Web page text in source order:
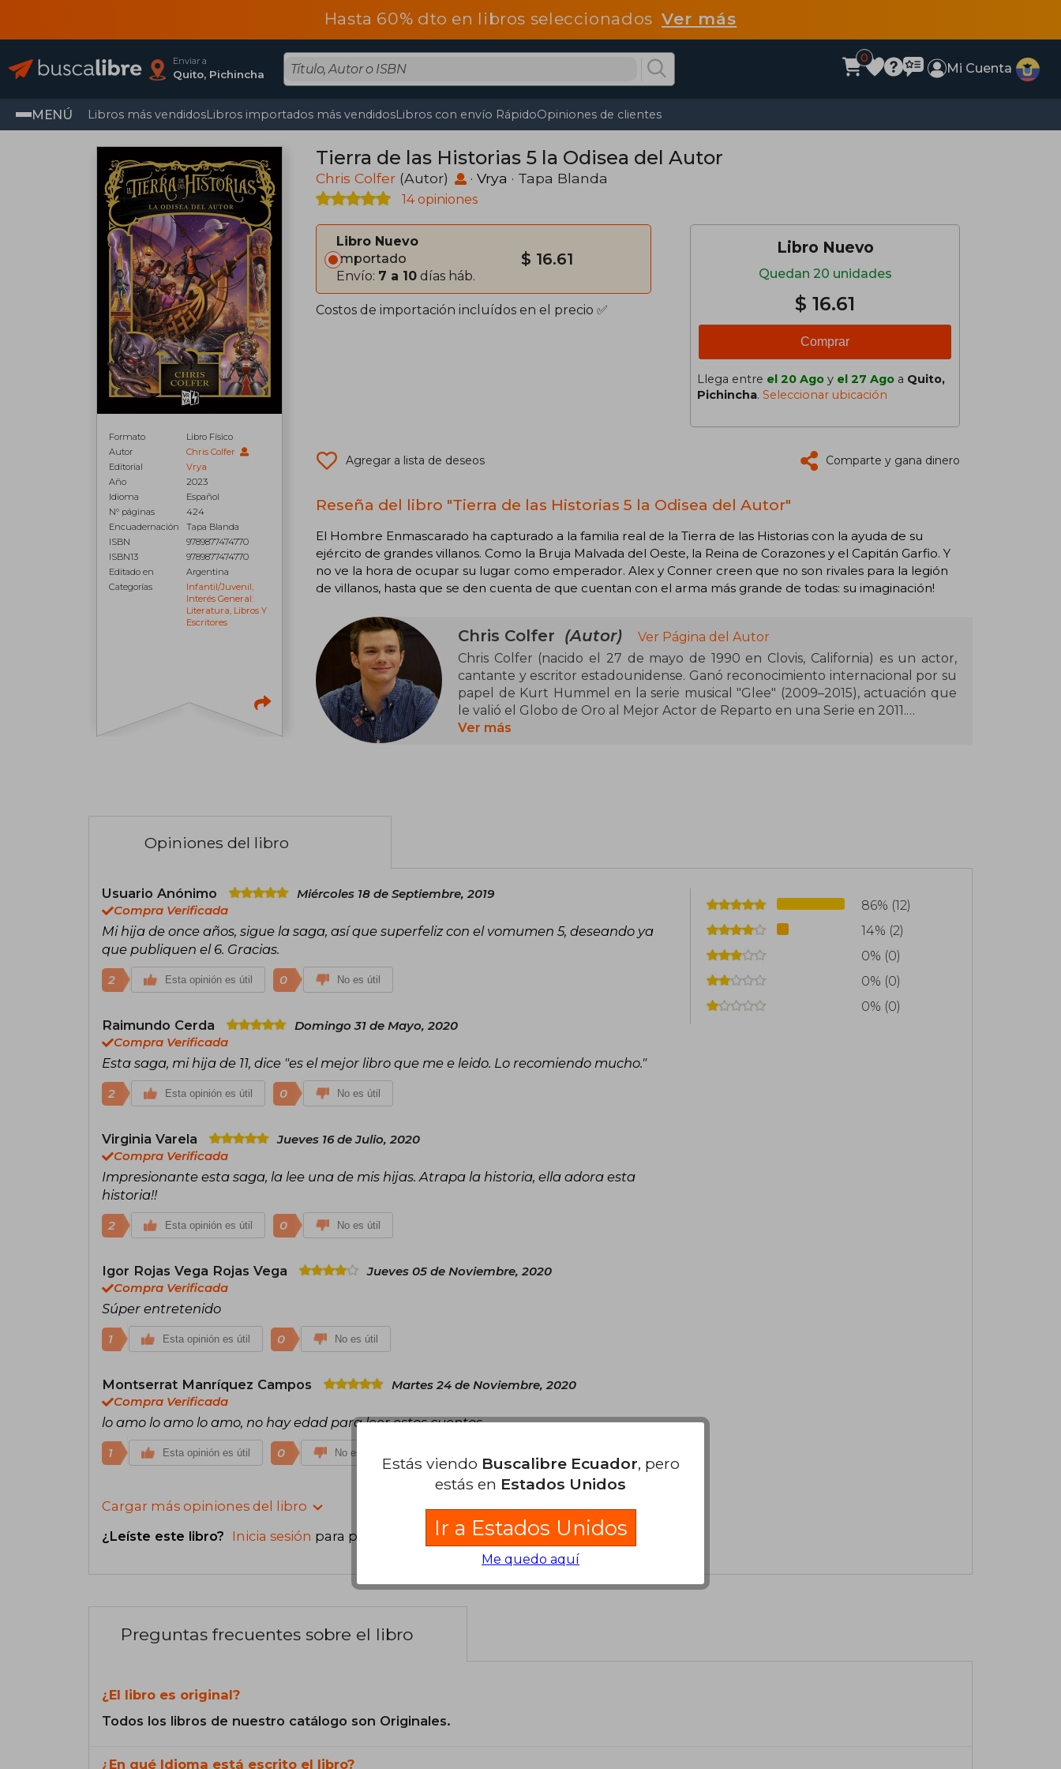
Hasta 60% dto en libros seleccionadosVer más
Enviar a
Quito, Pichincha
0
Mi Cuenta
MENÚ Libros más vendidosLibros importados más vendidosLibros con envío RápidoOpiniones de clientes
Formato
Libro Físico
Autor
Chris Colfer
Editorial
Vrya
Año
2023
Idioma
Español
N° páginas
424
Encuadernación
Tapa Blanda
ISBN
9789877474770
ISBN13
9789877474770
Editado en
Argentina
Categorías
Infantil/juvenil,
Interés General:
Literatura, Libros Y
Escritores
Tierra de las Historias 5 la Odisea del Autor
Chris Colfer (Autor) · Vrya · Tapa Blanda
14 opiniones
Libro Nuevo
Importado
Envío: 7 a 10 días háb.
$ 16.61
Costos de importación incluídos en el precio ✅
Libro Nuevo
Quedan 20 unidades
$ 16.61
Comprar
Llega entre el 20 Ago y el 27 Ago a Quito,
Pichincha. Seleccionar ubicación
Agregar a lista de deseos Comparte y gana dinero
Reseña del libro "Tierra de las Historias 5 la Odisea del Autor"
El Hombre Enmascarado ha capturado a la familia real de la Tierra de las Historias con la ayuda de su
ejército de grandes villanos. Como la Bruja Malvada del Oeste, la Reina de Corazones y el Capitán Garfio. Y
no ve la hora de ocupar su lugar como emperador. Alex y Conner creen que no son rivales para la legión
de villanos, hasta que se den cuenta de que cuentan con el arma más grande de todas: su imaginación!
Chris Colfer (Autor)
Ver Página del Autor
Chris Colfer (nacido el 27 de mayo de 1990 en Clovis, California) es un actor,
cantante y escritor estadounidense. Ganó reconocimiento internacional por su
papel de Kurt Hummel en la serie musical "Glee" (2009–2015), actuación que
le valió el Globo de Oro al Mejor Actor de Reparto en una Serie en 2011.
Ver más
Opiniones del libro
Usuario Anónimo
Miércoles 18 de Septiembre, 2019
Compra Verificada
Mi hija de once años, sigue la saga, así que superfeliz con el vomumen 5, deseando ya
que publiquen el 6. Gracias.
2 Esta opinión es útil 0 No es útil
Raimundo Cerda
Domingo 31 de Mayo, 2020
Compra Verificada
Esta saga, mi hija de 11, dice "es el mejor libro que me e leido. Lo recomiendo mucho."
2 Esta opinión es útil 0 No es útil
Virginia Varela
Jueves 16 de Julio, 2020
Compra Verificada
Impresionante esta saga, la lee una de mis hijas. Atrapa la historia, ella adora esta
historia!!
2 Esta opinión es útil 0 No es útil
Igor Rojas Vega Rojas Vega
Jueves 05 de Noviembre, 2020
Compra Verificada
Súper entretenido
1 Esta opinión es útil 0 No es útil
Montserrat Manríquez Campos
Martes 24 de Noviembre, 2020
Compra Verificada
lo amo lo amo lo amo, no hay edad para leer estos cuentos
1 Esta opinión es útil 0 No es útil
Cargar más opiniones del libro
¿Leíste este libro? Inicia sesión para poder agregar tu propia evaluación .
86% (12)
14% (2)
0% (0)
0% (0)
0% (0)
Preguntas frecuentes sobre el libro
¿El libro es original?
Todos los libros de nuestro catálogo son Originales.
¿En qué Idioma está escrito el libro?
Estás viendo Buscalibre Ecuador, pero
estás en Estados Unidos
Ir a Estados Unidos
Me quedo aquí